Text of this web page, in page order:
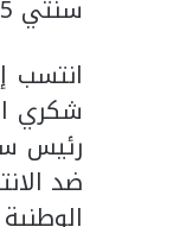
سنتي 1915 و1916.
انتسب
ضد